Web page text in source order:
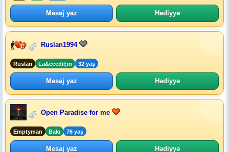
Mesaj yaz Hədiyyə
Ruslan1994
Ruslan La&ccedil;ın 32 yaş
Mesaj yaz Hədiyyə
Open Paradise for me
Emptyman Bakı 76 yaş
Mesaj yaz Hədiyyə